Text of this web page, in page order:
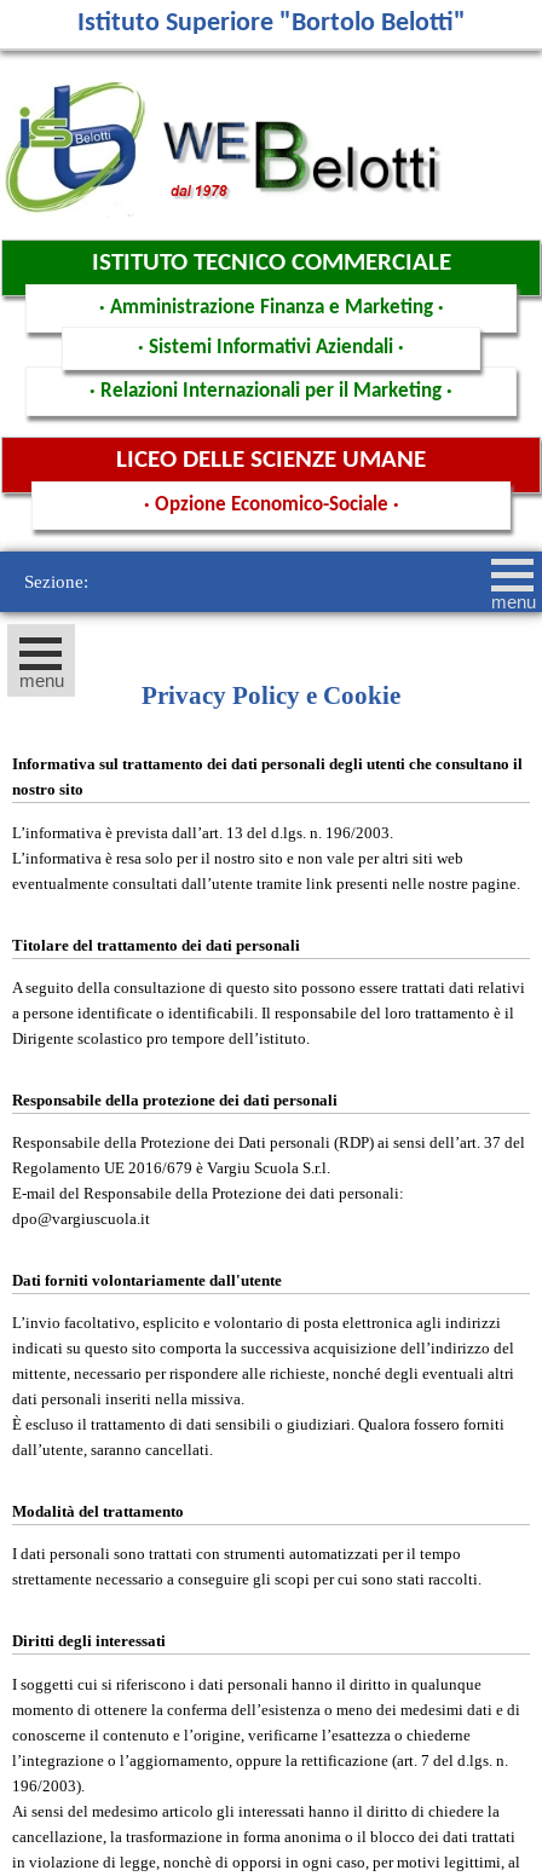
Istituto Superiore "Bortolo Belotti"
ISTITUTO TECNICO COMMERCIALE
· Amministrazione Finanza e Marketing ·
· Sistemi Informativi Aziendali ·
· Relazioni Internazionali per il Marketing ·
LICEO DELLE SCIENZE UMANE
· Opzione Economico-Sociale ·
Sezione:
menu
menu
Privacy Policy e Cookie
Informativa sul trattamento dei dati personali degli utenti che consultano il
nostro sito
L’informativa è prevista dall’art. 13 del d.lgs. n. 196/2003.
L’informativa è resa solo per il nostro sito e non vale per altri siti web
eventualmente consultati dall’utente tramite link presenti nelle nostre pagine.
Titolare del trattamento dei dati personali
A seguito della consultazione di questo sito possono essere trattati dati relativi
a persone identificate o identificabili. Il responsabile del loro trattamento è il
Dirigente scolastico pro tempore dell’istituto.
Responsabile della protezione dei dati personali
Responsabile della Protezione dei Dati personali (RDP) ai sensi dell’art. 37 del
Regolamento UE 2016/679 è Vargiu Scuola S.r.l.
E-mail del Responsabile della Protezione dei dati personali:
dpo@vargiuscuola.it
Dati forniti volontariamente dall'utente
L’invio facoltativo, esplicito e volontario di posta elettronica agli indirizzi
indicati su questo sito comporta la successiva acquisizione dell’indirizzo del
mittente, necessario per rispondere alle richieste, nonché degli eventuali altri
dati personali inseriti nella missiva.
È escluso il trattamento di dati sensibili o giudiziari. Qualora fossero forniti
dall’utente, saranno cancellati.
Modalità del trattamento
I dati personali sono trattati con strumenti automatizzati per il tempo
strettamente necessario a conseguire gli scopi per cui sono stati raccolti.
Diritti degli interessati
I soggetti cui si riferiscono i dati personali hanno il diritto in qualunque
momento di ottenere la conferma dell’esistenza o meno dei medesimi dati e di
conoscerne il contenuto e l’origine, verificarne l’esattezza o chiederne
l’integrazione o l’aggiornamento, oppure la rettificazione (art. 7 del d.lgs. n.
196/2003).
Ai sensi del medesimo articolo gli interessati hanno il diritto di chiedere la
cancellazione, la trasformazione in forma anonima o il blocco dei dati trattati
in violazione di legge, nonchè di opporsi in ogni caso, per motivi legittimi, al